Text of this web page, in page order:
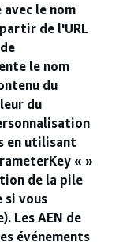
avec le nom
de l'URL
le nom
du
du
en utilisant
« »
de la pile
si vous
Les AEN de
événements